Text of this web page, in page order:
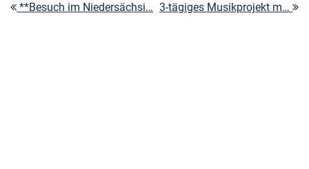
**Besuch im Niedersächsi… 3-tägiges Musikprojekt m…